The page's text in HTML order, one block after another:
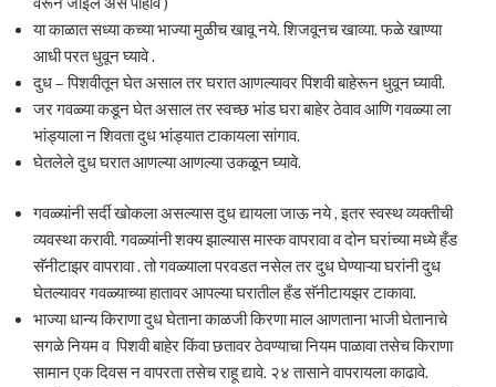
या काळात सध्या कच्या भाज्या मुळीच खावू नये. शिजवूनच खाव्या. फळे खाण्या
आधी परत धुवून घ्यावे .
दुध – पिशवीतून घेत असाल तर घरात आणल्यावर पिशवी बाहेरून धुवून घ्यावी.
जर गवळ्या कडून घेत असाल तर स्वच्छ भांड घरा बाहेर ठेवाव आणि गवळ्या ला
भांड्याला न शिवता दुध भांड्यात टाकायला सांगाव.
घेतलेले दुध घरात आणल्या आणल्या उकळून घ्यावे.
गवळ्यांनी सर्दी खोकला असल्यास दुध द्यायला जाऊ नये , इतर स्वस्थ व्यक्तीची
व्यवस्था करावी. गवळ्यांनी शक्य झाल्यास मास्क वापरावा व दोन घरांच्या मध्ये हँड
सॅनीटाझर वापरावा . तो गवळ्याला परवडत नसेल तर दुध घेण्याऱ्या घरांनी दुध
घेतल्यावर गवळ्याच्या हातावर आपल्या घरातील हँड सॅनीटायझर टाकावा.
भाज्या धान्य किराणा दुध घेताना काळजी किरणा माल आणताना भाजी घेतानाचे
सगळे नियम व पिशवी बाहेर किंवा छतावर ठेवण्याचा नियम पाळावा तसेच किराणा
सामान एक दिवस न वापरता तसेच राहू द्यावे. २४ तासाने वापरायला काढावे.